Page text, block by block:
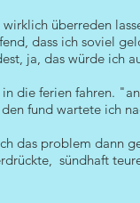
überreden
dass ich soviel
ja, das würde ich
die ferien fahren.
fund wartete ich
das problem dann
sündhaft